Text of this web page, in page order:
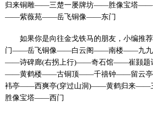
归来铜雕——三楚一屡牌坊——胜像宝塔
——紫薇苑——岳飞铜像——东门
如果你是向往金戈铁马的朋友，小编推
门——岳飞铜像——白云阁——南楼——九
——诗碑廊(右拐上行)——奇石馆——崔颢题
——黄鹤楼——古铜顶——千禧钟——留云
袆亭——西爽亭(穿过山洞)——黄鹤归来——
胜像宝塔——西门